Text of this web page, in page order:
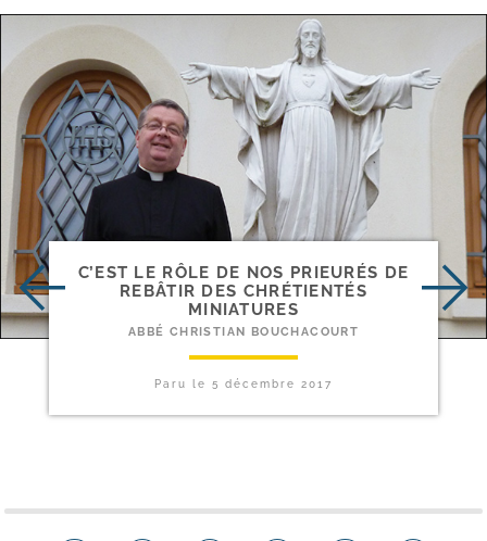
C’EST LE RÔLE DE NOS PRIEURÉS DE
REBÂTIR DES CHRÉTIENTÉS
MINIATURES
ABBÉ CHRISTIAN BOUCHACOURT
Paru le 5 décembre 2017